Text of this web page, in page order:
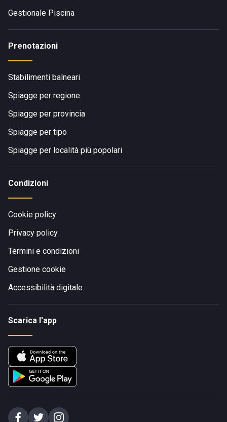
Gestionale Piscina
Prenotazioni
Stabilimenti balneari
Spiagge per regione
Spiagge per provincia
Spiagge per tipo
Spiagge per località più popolari
Condizioni
Cookie policy
Privacy policy
Termini e condizioni
Gestione cookie
Accessibilità digitale
Scarica l'app